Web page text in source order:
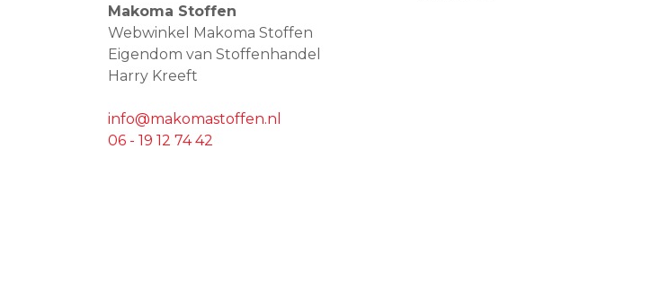
Makoma Stoffen
Webwinkel Makoma Stoffen
Eigendom van Stoffenhandel
Harry Kreeft
info@makomastoffen.nl
06 - 19 12 74 42